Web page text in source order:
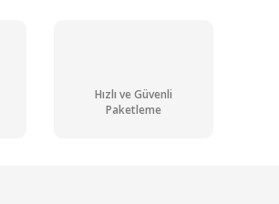
Hızlı ve Güvenli
Paketleme